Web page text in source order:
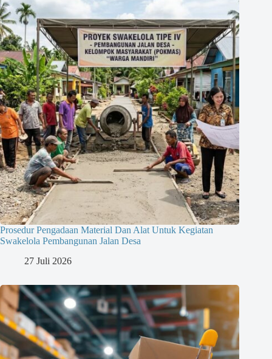
Prosedur Pengadaan Material Dan Alat Untuk Kegiatan
Swakelola Pembangunan Jalan Desa
27 Juli 2026